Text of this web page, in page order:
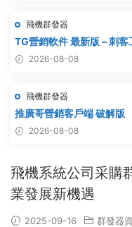
飛機群發器
TG營銷軟件 最新版 – 刺客
室破解版
2026-08-08
飛機群發器
推廣哥營銷客戶端 破解版
2026-08-08
飛機系統公司采購
業發展新機遇
2025-09-16 群發器